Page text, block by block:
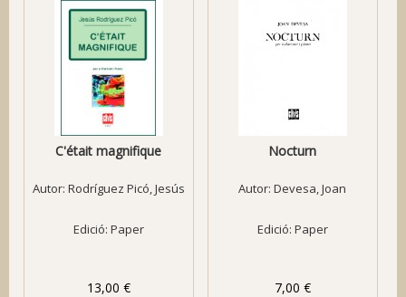
C'était magnifique
Autor: Rodríguez Picó, Jesús
Edició: Paper
13,00 €
Nocturn
Autor:Devesa, Joan
Edició: Paper
7,00 €